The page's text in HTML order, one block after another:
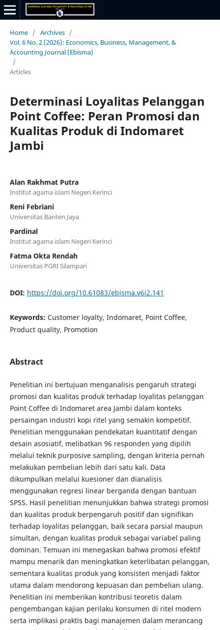
Home / Archives /
Vol. 6 No. 2 (2026): Economics, Business, Management, &
Accounting Journal (Ebisma)
/
Articles
Determinasi Loyalitas Pelanggan
Point Coffee: Peran Promosi dan
Kualitas Produk di Indomaret
Jambi
Alan Rakhmat Putra
Institut agama islam Negeri Kerinci
Reni Febriani
Universitas Banten Jaya
Pardinal
Institut agama islam Negeri Kerinci
Fatma Okta Rendah
Universitas PGRI Silampari
DOI: https://doi.org/10.61083/ebisma.v6i2.141
Keywords: Customer loyalty, Indomaret, Point Coffee,
Product quality, Promotion
Abstract
Penelitian ini bertujuan menganalisis pengaruh strategi
promosi dan kualitas produk terhadap loyalitas pelanggan
Point Coffee di Indomaret area Jambi dalam konteks
persaingan industri kopi ritel yang semakin kompetitif.
Penelitian menggunakan pendekatan kuantitatif dengan
desain asosiatif, melibatkan 96 responden yang dipilih
melalui teknik purposive sampling, dengan kriteria pernah
melakukan pembelian lebih dari satu kali. Data
dikumpulkan melalui kuesioner dan dianalisis
menggunakan regresi linear berganda dengan bantuan
SPSS. Hasil penelitian menunjukkan bahwa strategi promosi
dan kualitas produk berpengaruh positif dan signifikan
terhadap loyalitas pelanggan, baik secara parsial maupun
simultan, dengan kualitas produk sebagai variabel paling
dominan. Temuan ini menegaskan bahwa promosi efektif
mampu menarik dan meningkatkan keterlibatan pelanggan,
sementara kualitas produk yang konsisten menjadi faktor
utama dalam mendorong kepuasan dan pembelian ulang.
Penelitian ini memberikan kontribusi teoretis dalam
pengembangan kajian perilaku konsumen di ritel modern
serta implikasi praktis bagi manajemen dalam merancang